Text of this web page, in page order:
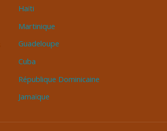
Haïti
Martinique
Guadeloupe
Cuba
République Dominicaine
Jamaïque